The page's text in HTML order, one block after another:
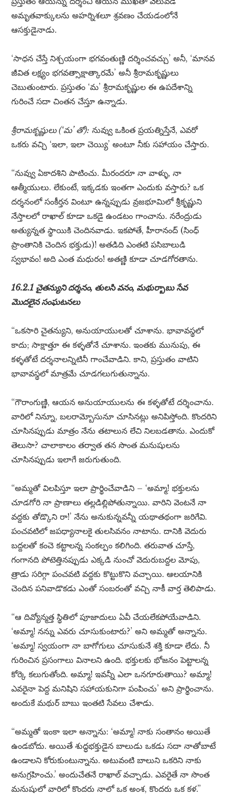
అమృతవాక్కులను అహర్నిశలూ శ్రవణం చేయడంలోనే
ఆసక్తుడైనాడు.
‘సాధన చేస్తే నిశ్చయంగా భగవంతుణ్ణి దర్శించవచ్చు’ అనీ, ‘మానవ
జీవిత లక్ష్యం భగవత్సాక్షాత్కారమే’ అనీ శ్రీరామకృష్ణులు
చెబుతుంటారు. ప్రస్తుతం ‘మ’ శ్రీరామకృష్ణుల ఈ ఉపదేశాన్ని
గురించే సదా చింతన చేస్తూ ఉన్నాడు.
శ్రీరామకృష్ణులు (‘మ’ తో): నువ్వు ఒకింత ప్రయత్నిస్తేనే, ఎవరో
ఒకరు వచ్చి ‘ఇలా, ఇలా చెయ్యి’ అంటూ నీకు సహాయం చేస్తారు.
“నువ్వు ఏకాదశిని పాటించు. మీరందరూ నా వాళ్ళు, నా
ఆత్మీయులు. లేకుంటే, ఇక్కడకు ఇంతగా ఎందుకు వస్తారు? ఒక
దర్శనంలో సంకీర్తన వింటూ ఉన్నప్పుడు వ్రజభూమిలో శ్రీకృష్ణుని
నేస్తాలలో రాఖాల్ కూడా ఒకడై ఉండటం గాంచాను. నరేంద్రుడు
అత్యున్నత స్థాయికి చెందినవాడు. ఇకపోతే, హీరానంద్ (సింధ్
ప్రాంతానికి చెందిన భక్తుడు)! అతడిది ఎంతటి పసిబాలుడి
స్వభావం! అది ఎంత మధురం! అతణ్ణి కూడా చూడగోరతాను.
16.2.1 చైతన్యుని దర్శనం, తులసి వనం, మథుర్బాబు సేవ
మొదలైన సంఘటనలు
“ఒకసారి చైతన్యుని, అనుయాయులతో చూశాను. భావావస్థలో
కాదు; సాక్షాత్తూ ఈ కళ్ళతోనే చూశాను. ఇంతకు మునుపు, ఈ
కళ్ళతోటే దర్శనాలన్నిటినీ గాంచేవాడిని. కాని, ప్రస్తుతం వాటిని
భావావస్థలో మాత్రమే చూడగలుగుతున్నాను.
“గౌరాంగుణ్ణి, ఆయన అనుయాయులను ఈ కళ్ళతోటే దర్శించాను.
వారిలో నిన్నూ, బలరామ్బోసునూ చూసినట్లు అనిపిస్తోంది. కొందరిని
చూసినప్పుడు మాత్రం నేను తటాలున లేచి నిలబడతాను. ఎందుకో
తెలుసా? చాలాకాలం తర్వాత తన సొంత మనుషులను
చూసినప్పుడు ఇలాగే జరుగుతుంది.
“అమ్మతో విలపిస్తూ ఇలా ప్రార్థించేవాడిని – ‘అమ్మా! భక్తులను
చూడగోరి నా ప్రాణాలు తల్లడిల్లిపోతున్నాయి. వారిని వెంటనే నా
వద్దకు తోడ్కొని రా!’ నేను అనుకున్నవన్నీ యథాతథంగా జరిగేవి.
పంచవటిలో జపధ్యానాలకై తులసివనం నాటాను. దానికి వెదురు
బద్దలతో కంచె కట్టాలన్న సంకల్పం కలిగింది. తరువాత చూస్తే,
గంగానది పోటెత్తినప్పుడు ఎక్కడి నుంచో వెదురుబద్దల మోపు,
త్రాడు సరిగ్గా పంచవటి వద్దకు కొట్టుకొని వచ్చాయి. ఆలయానికి
చెందిన పనివాడొకడు ఎంతో సంబరంతో వచ్చి నాకీ వార్త తెలిపాడు.
“ఆ దివ్యోన్మత్త స్థితిలో పూజాదులు ఏవీ చేయలేకపోయేవాడిని.
‘అమ్మా! నన్ను ఎవరు చూసుకుంటారు?’ అని అమ్మతో అన్నాను.
‘అమ్మా! స్వయంగా నా బాగోగులు చూసుకునే శక్తి కూడా లేదు. నీ
గురించిన ప్రసంగాలు వినాలని ఉంది. భక్తులకు భోజనం పెట్టాలన్న
కోర్కె కలుగుతోంది. అమ్మా! ఇవన్నీ ఎలా ఒనగూరుతాయి? అమ్మా!
ఎవరైనా పెద్ద మనిషిని సహాయకునిగా పంపించు’ అని ప్రార్థించాను.
అందుకే మథుర్ బాబు ఇంతటి సేవలు చేశాడు.
“అమ్మతో ఇంకా ఇలా అన్నాను: ‘అమ్మా! నాకు సంతానం అయితే
ఉండబోదు. అయితే శుద్ధభక్తుడైన బాలుడు ఒకడు సదా నాతోబాటే
ఉండాలని కోరుకుంటున్నాను. అటువంటి బాలుని ఒకరిని నాకు
అనుగ్రహించు.’ అందుచేతనే రాఖాల్ వచ్చాడు. ఎవరైతే నా సొంత
మనుషులో వారిలో కొందరు నాలో ఒక అంశ, కొందరు ఒక కళ.”